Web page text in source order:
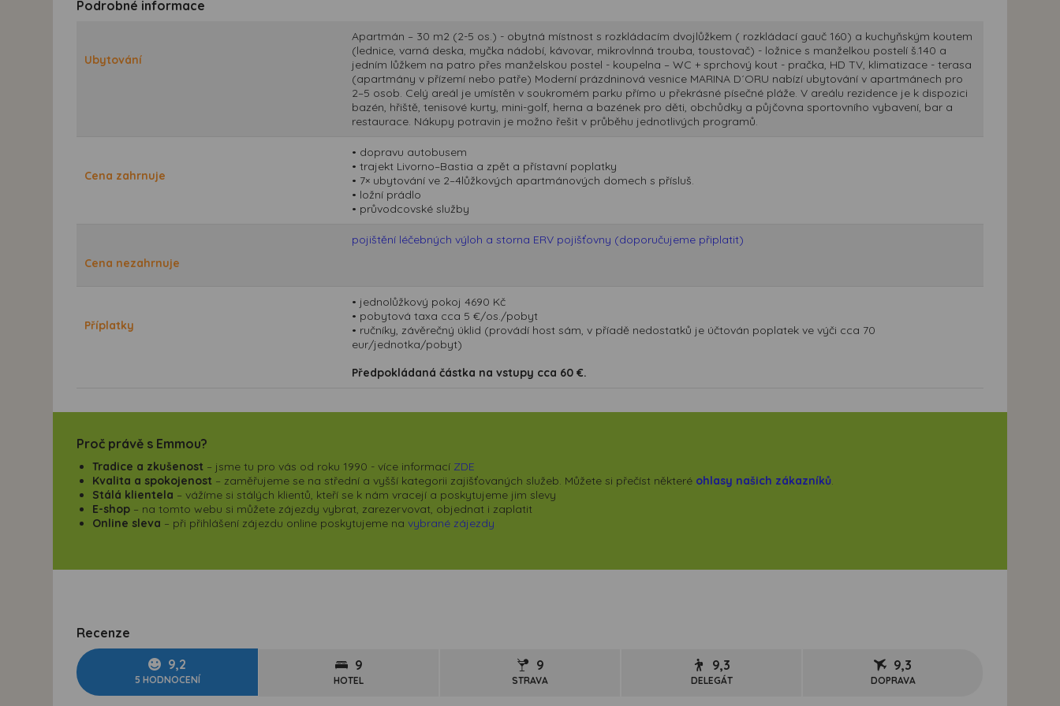
Podrobné informace
Ubytování
Apartmán – 30 m2 (2-5 os.) - obytná místnost s rozkládacím dvojlůžkem ( rozkládací gauč 160) a kuchyňským koutem
(lednice, varná deska, myčka nádobí, kávovar, mikrovlnná trouba, toustovač) - ložnice s manželkou postelí š.140 a
jedním lůžkem na patro přes manželskou postel - koupelna – WC + sprchový kout - pračka, HD TV, klimatizace - terasa
(apartmány v přízemí nebo patře) Moderní prázdninová vesnice MARINA D´ORU nabízí ubytování v apartmánech pro
2–5 osob. Celý areál je umístěn v soukromém parku přímo u překrásné písečné pláže. V areálu rezidence je k dispozici
bazén, hřiště, tenisové kurty, mini-golf, herna a bazének pro děti, obchůdky a půjčovna sportovního vybavení, bar a
restaurace. Nákupy potravin je možno řešit v průběhu jednotlivých programů.
Cena zahrnuje
• dopravu autobusem
• trajekt Livorno–Bastia a zpět a přístavní poplatky
• 7× ubytování ve 2–4lůžkových apartmánových domech s přísluš.
• ložní prádlo
• průvodcovské služby
Cena nezahrnuje
pojištění léčebných výloh a storna ERV pojišťovny (doporučujeme připlatit)
Příplatky
• jednolůžkový pokoj 4690 Kč
• pobytová taxa cca 5 €/os./pobyt
• ručníky, závěrečný úklid (provádí host sám, v příadě nedostatků je účtován poplatek ve výči cca 70
eur/jednotka/pobyt)
Předpokládaná částka na vstupy cca 60 €.
Proč právě s Emmou?
Tradice a zkušenost – jsme tu pro vás od roku 1990 - více informací ZDE
Kvalita a spokojenost – zaměřujeme se na střední a vyšší kategorii zajišťovaných služeb. Můžete si přečíst některé ohlasy našich zákazníků.
Stálá klientela – vážíme si stálých klientů, kteří se k nám vracejí a poskytujeme jim slevy
E-shop – na tomto webu si můžete zájezdy vybrat, zarezervovat, objednat i zaplatit
Online sleva – při přihlášení zájezdu online poskytujeme na vybrané zájezdy
Recenze
9,2
5 HODNOCENÍ
9
HOTEL
9
STRAVA
9,3
DELEGÁT
9,3
DOPRAVA